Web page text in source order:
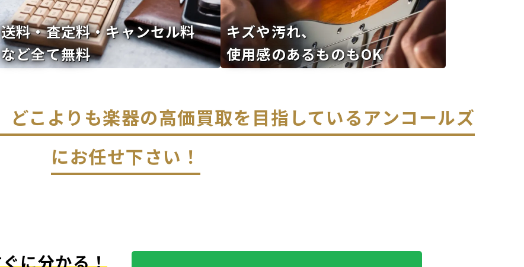
送料・査定料・キャンセル料
など全て無料
キズや汚れ、
使用感のあるものもOK
こよりも楽器の高価買取を目指しているアンコールズ
にお任せ下さい！
に分かる！